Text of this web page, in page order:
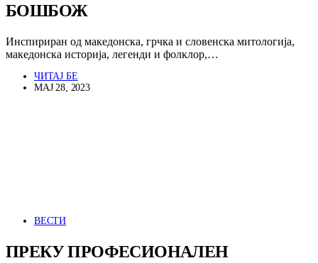
БОШБОЖ
Инспириран од македонска, грчка и словенска митологија,
македонска историја, легенди и фолклор,…
ЧИТАЈ БЕ
МАЈ 28, 2023
ВЕСТИ
ПРЕКУ ПРОФЕСИОНАЛЕН